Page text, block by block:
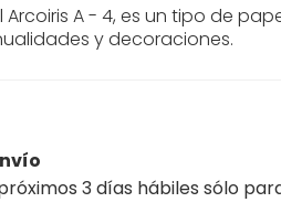
Arcoiris A - 4, es un tipo de
y decoraciones.
3 días hábiles sólo